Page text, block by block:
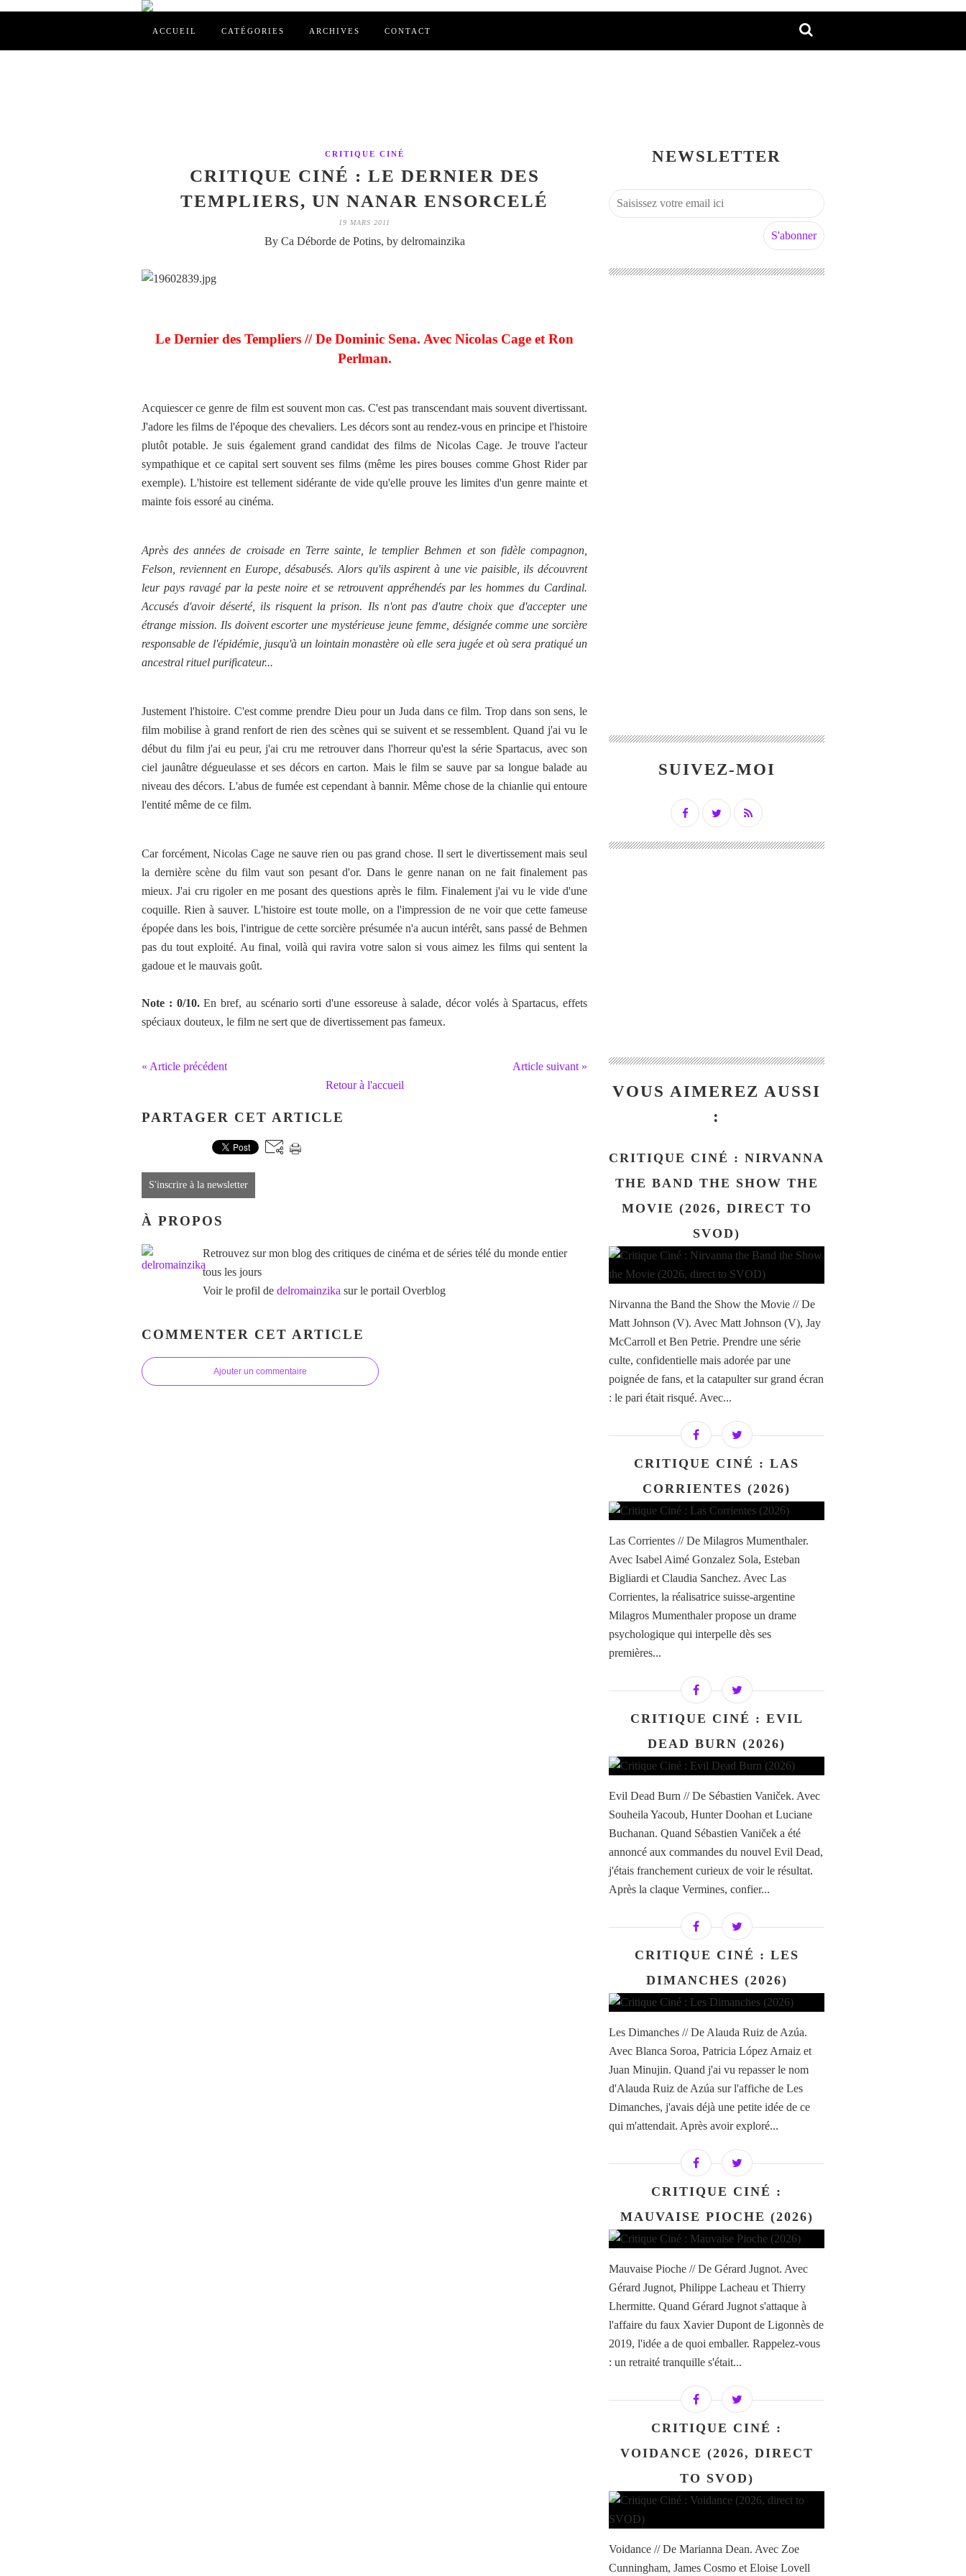
ACCUEIL CATÉGORIES ARCHIVES CONTACT
CRITIQUE CINÉ
CRITIQUE CINÉ : LE DERNIER DES
TEMPLIERS, UN NANAR ENSORCELÉ
19 MARS 2011
By Ca Déborde de Potins, by delromainzika
Le Dernier des Templiers // De Dominic Sena. Avec Nicolas Cage et Ron
Perlman.
Acquiescer ce genre de film est souvent mon cas. C'est pas transcendant mais souvent divertissant.
J'adore les films de l'époque des chevaliers. Les décors sont au rendez-vous en principe et l'histoire
plutôt potable. Je suis également grand candidat des films de Nicolas Cage. Je trouve l'acteur
sympathique et ce capital sert souvent ses films (même les pires bouses comme Ghost Rider par
exemple). L'histoire est tellement sidérante de vide qu'elle prouve les limites d'un genre mainte et
mainte fois essoré au cinéma.
Après des années de croisade en Terre sainte, le templier Behmen et son fidèle compagnon,
Felson, reviennent en Europe, désabusés. Alors qu'ils aspirent à une vie paisible, ils découvrent
leur pays ravagé par la peste noire et se retrouvent appréhendés par les hommes du Cardinal.
Accusés d'avoir déserté, ils risquent la prison. Ils n'ont pas d'autre choix que d'accepter une
étrange mission. Ils doivent escorter une mystérieuse jeune femme, désignée comme une sorcière
responsable de l'épidémie, jusqu'à un lointain monastère où elle sera jugée et où sera pratiqué un
ancestral rituel purificateur...
Justement l'histoire. C'est comme prendre Dieu pour un Juda dans ce film. Trop dans son sens, le
film mobilise à grand renfort de rien des scènes qui se suivent et se ressemblent. Quand j'ai vu le
début du film j'ai eu peur, j'ai cru me retrouver dans l'horreur qu'est la série Spartacus, avec son
ciel jaunâtre dégueulasse et ses décors en carton. Mais le film se sauve par sa longue balade au
niveau des décors. L'abus de fumée est cependant à bannir. Même chose de la chianlie qui entoure
l'entité même de ce film.
Car forcément, Nicolas Cage ne sauve rien ou pas grand chose. Il sert le divertissement mais seul
la dernière scène du film vaut son pesant d'or. Dans le genre nanan on ne fait finalement pas
mieux. J'ai cru rigoler en me posant des questions après le film. Finalement j'ai vu le vide d'une
coquille. Rien à sauver. L'histoire est toute molle, on a l'impression de ne voir que cette fameuse
épopée dans les bois, l'intrigue de cette sorcière présumée n'a aucun intérêt, sans passé de Behmen
pas du tout exploité. Au final, voilà qui ravira votre salon si vous aimez les films qui sentent la
gadoue et le mauvais goût.
Note : 0/10.En bref, au scénario sorti d'une essoreuse à salade, décor volés à Spartacus, effets
spéciaux douteux, le film ne sert que de divertissement pas fameux.
« Article précédent
Article suivant »
Retour à l'accueil
PARTAGER CET ARTICLE
S'inscrire à la newsletter
À PROPOS
Retrouvez sur mon blog des critiques de cinéma et de séries télé du monde entier
tous les jours
Voir le profil de delromainzika sur le portail Overblog
COMMENTER CET ARTICLE
Ajouter un commentaire
NEWSLETTER
SUIVEZ-MOI
VOUS AIMEREZ AUSSI
:
CRITIQUE CINÉ : NIRVANNA
THE BAND THE SHOW THE
MOVIE (2026, DIRECT TO
SVOD)
Nirvanna the Band the Show the Movie // De
Matt Johnson (V). Avec Matt Johnson (V), Jay
McCarroll et Ben Petrie. Prendre une série
culte, confidentielle mais adorée par une
poignée de fans, et la catapulter sur grand écran
: le pari était risqué. Avec...
CRITIQUE CINÉ : LAS
CORRIENTES (2026)
Las Corrientes // De Milagros Mumenthaler.
Avec Isabel Aimé Gonzalez Sola, Esteban
Bigliardi et Claudia Sanchez. Avec Las
Corrientes, la réalisatrice suisse-argentine
Milagros Mumenthaler propose un drame
psychologique qui interpelle dès ses
premières...
CRITIQUE CINÉ : EVIL
DEAD BURN (2026)
Evil Dead Burn // De Sébastien Vaniček. Avec
Souheila Yacoub, Hunter Doohan et Luciane
Buchanan. Quand Sébastien Vaniček a été
annoncé aux commandes du nouvel Evil Dead,
j'étais franchement curieux de voir le résultat.
Après la claque Vermines, confier...
CRITIQUE CINÉ : LES
DIMANCHES (2026)
Les Dimanches // De Alauda Ruiz de Azúa.
Avec Blanca Soroa, Patricia López Arnaiz et
Juan Minujin. Quand j'ai vu repasser le nom
d'Alauda Ruiz de Azúa sur l'affiche de Les
Dimanches, j'avais déjà une petite idée de ce
qui m'attendait. Après avoir exploré...
CRITIQUE CINÉ :
MAUVAISE PIOCHE (2026)
Mauvaise Pioche // De Gérard Jugnot. Avec
Gérard Jugnot, Philippe Lacheau et Thierry
Lhermitte. Quand Gérard Jugnot s'attaque à
l'affaire du faux Xavier Dupont de Ligonnès de
2019, l'idée a de quoi emballer. Rappelez-vous
: un retraité tranquille s'était...
CRITIQUE CINÉ :
VOIDANCE (2026, DIRECT
TO SVOD)
Voidance // De Marianna Dean. Avec Zoe
Cunningham, James Cosmo et Eloise Lovell